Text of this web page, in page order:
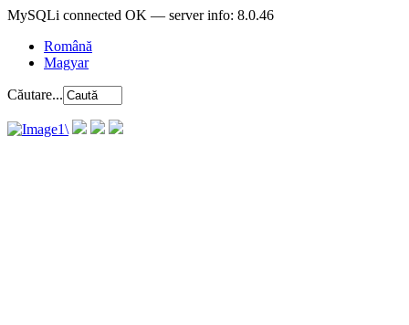
MySQLi connected OK — server info: 8.0.46
Română
Magyar
Căutare...